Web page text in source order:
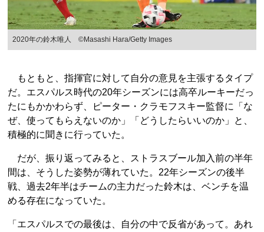
2020年の鈴木唯人 ©Masashi Hara/Getty Images
もともと、指揮官に対して自分の意見を主張するタイプ
だ。エスパルス時代の20年シーズンには高卒ルーキーだっ
たにもかかわらず、ピーター・クラモフスキー監督に「な
ぜ、使ってもらえないのか」「どうしたらいいのか」と、
積極的に聞きに行っていた。
だが、振り返ってみると、ストラスブール加入前の半年
間は、そうした姿勢が薄れていた。22年シーズンの後半
戦、過去2年半はチームの主力だった鈴木は、ベンチを温
める存在になっていた。
「エスパルスでの最後は、自分の中で反省があって。あれ